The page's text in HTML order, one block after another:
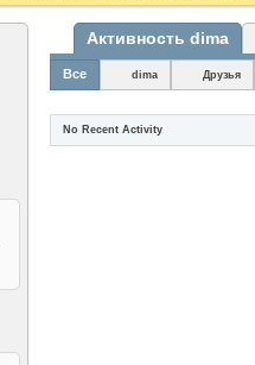
Активность dima
Все dima Друзья
No Recent Activity